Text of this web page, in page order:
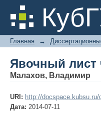
Явочный лист
Главная →
Явочный лист
Малахов, Владимир
URI: http://
Дата: 2014-07-11